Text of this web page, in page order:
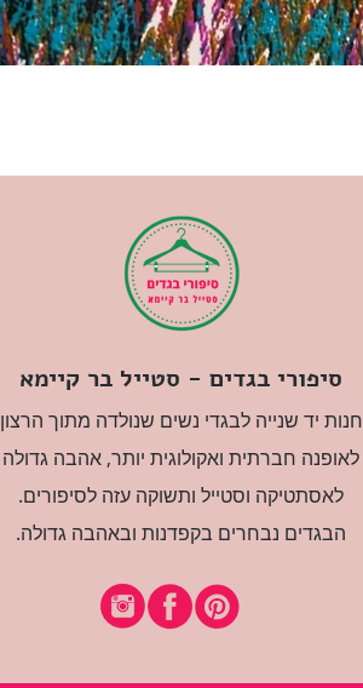
סיפורי בגדים - סטייל בר קיימא
חנות יד שנייה לבגדי נשים שנולדה מתוך הרצון
לאופנה חברתית ואקולוגית יותר, אהבה גדולה
לאסתטיקה וסטייל ותשוקה עזה לסיפורים.
הבגדים נבחרים בקפדנות ובאהבה גדולה.